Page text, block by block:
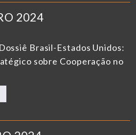
2024
Brasil-Estados Unidos:
sobre Cooperação no